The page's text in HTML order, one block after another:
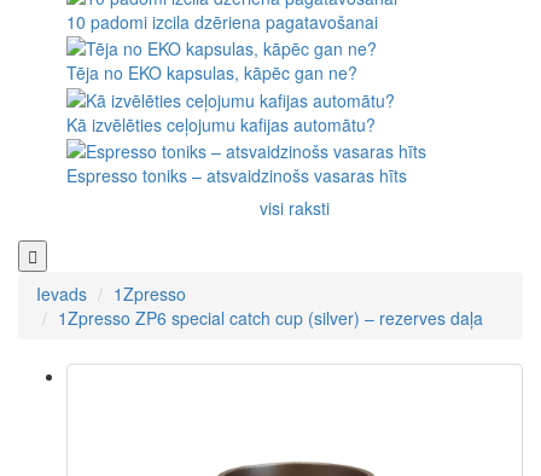
10 padomi izcila dzēriena pagatavošanai
Tēja no EKO kapsulas, kāpēc gan ne?
Kā izvēlēties ceļojumu kafijas automātu?
Espresso toniks – atsvaidzinošs vasaras hīts
visi raksti
Ievads
1Zpresso
1Zpresso ZP6 special catch cup (silver) – rezerves daļa